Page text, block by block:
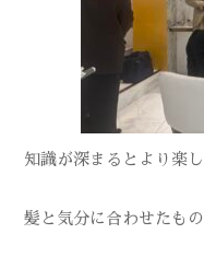
知識が深まるとより楽
髪と気分に合わせたも